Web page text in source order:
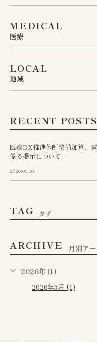
MEDICAL
医療
LOCAL
地域
RECENT POSTS
医療DX推進体制整備加算、
係る掲示について
2026.05.10
TAG タグ
ARCHIVE 月別ア
2026年 (1)
2026年5月 (1)